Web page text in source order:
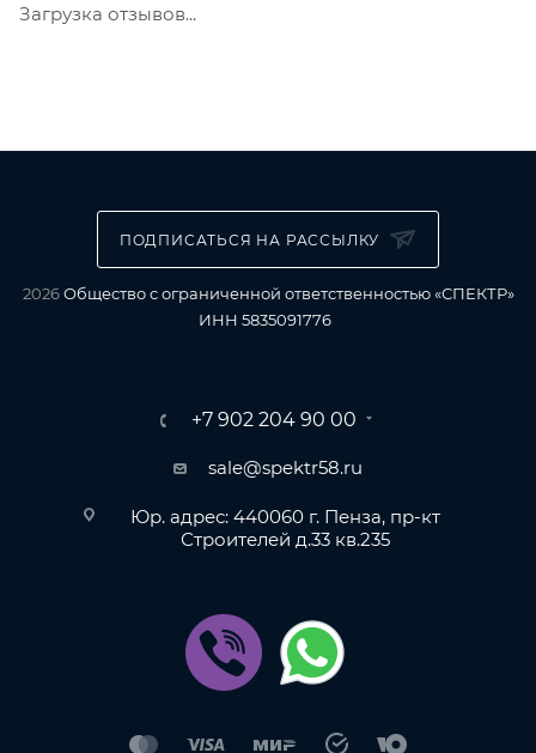
Загрузка отзывов...
ПОДПИСАТЬСЯ НА РАССЫЛКУ
2026Общество с ограниченной ответственностью «СПЕКТР»
ИНН 5835091776
+7 902 204 90 00
sale@spektr58.ru
Юр. адрес: 440060 г. Пенза, пр-кт
Строителей д.33 кв.235